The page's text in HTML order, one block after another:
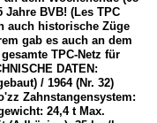
Jahre BVB! (Les TPC
auch historische Züge
gab es auch an dem
TPC-Netz für
DATEN:
/ 1964 (Nr. 32)
Zahnstangensystem:
24,4 t Max.